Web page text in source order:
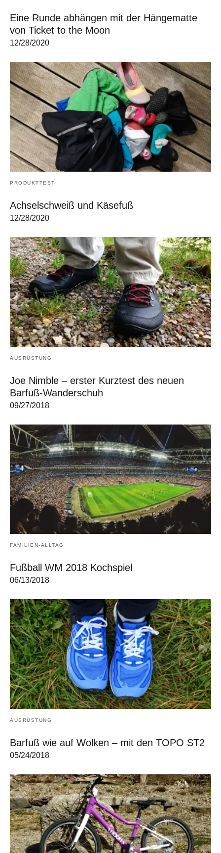
Eine Runde abhängen mit der Hängematte
von Ticket to the Moon
12/28/2020
PRODUKTTEST
Achselschweiß und Käsefuß
12/28/2020
AUSRÜSTUNG
Joe Nimble – erster Kurztest des neuen
Barfuß-Wanderschuh
09/27/2018
FAMILIEN-ALLTAG
Fußball WM 2018 Kochspiel
06/13/2018
AUSRÜSTUNG
Barfuß wie auf Wolken – mit den TOPO ST2
05/24/2018